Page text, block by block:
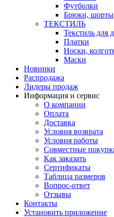
Футболки
Брюки, шорты
ТЕКСТИЛЬ
Текстиль для
Платки
Носки,
Маски
Новинки
Распродажа
Лидеры продаж
Информация и сервис
О компании
Оплата
Доставка
Условия возврата
Условия работы
Совместные
Как заказать
Сертификаты
Таблица размеров
Вопрос-ответ
Отзывы
Контакты
Установить приложение